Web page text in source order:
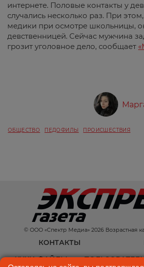
интернете. Половые контакты у
случались несколько раз. При
медики при осмотре школьницы,
девственницей. Сейчас мужчина
грозит уголовное дело, сообщает
ОБЩЕСТВО ПЕДОФИЛЫ ПРОИСШЕСТВИЯ
© ООО «Спектр Медиа» 2026 Возрастная
КОНТАКТЫ
КУКИ-ФАЙЛЫ